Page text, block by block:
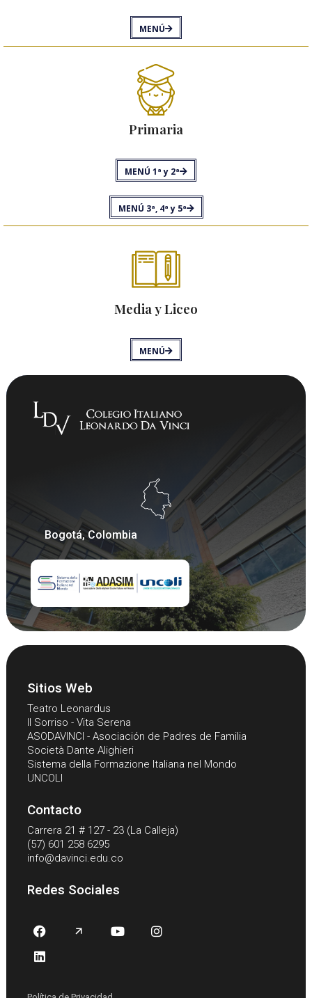
MENÚ
Primaria​
MENÚ 1ª y 2ª
MENÚ 3ª, 4ª y 5ª
Media y Liceo
MENÚ
Bogotá, Colombia
Sitios Web
Teatro Leonardus
Il Sorriso - Vita Serena
ASODAVINCI - Asociación de Padres de Familia
Società Dante Alighieri
Sistema della Formazione Italiana nel Mondo
UNCOLI
Contacto
Carrera 21 # 127 - 23 (La Calleja)
(57) 601 258 6295
info@davinci.edu.co
Redes Sociales